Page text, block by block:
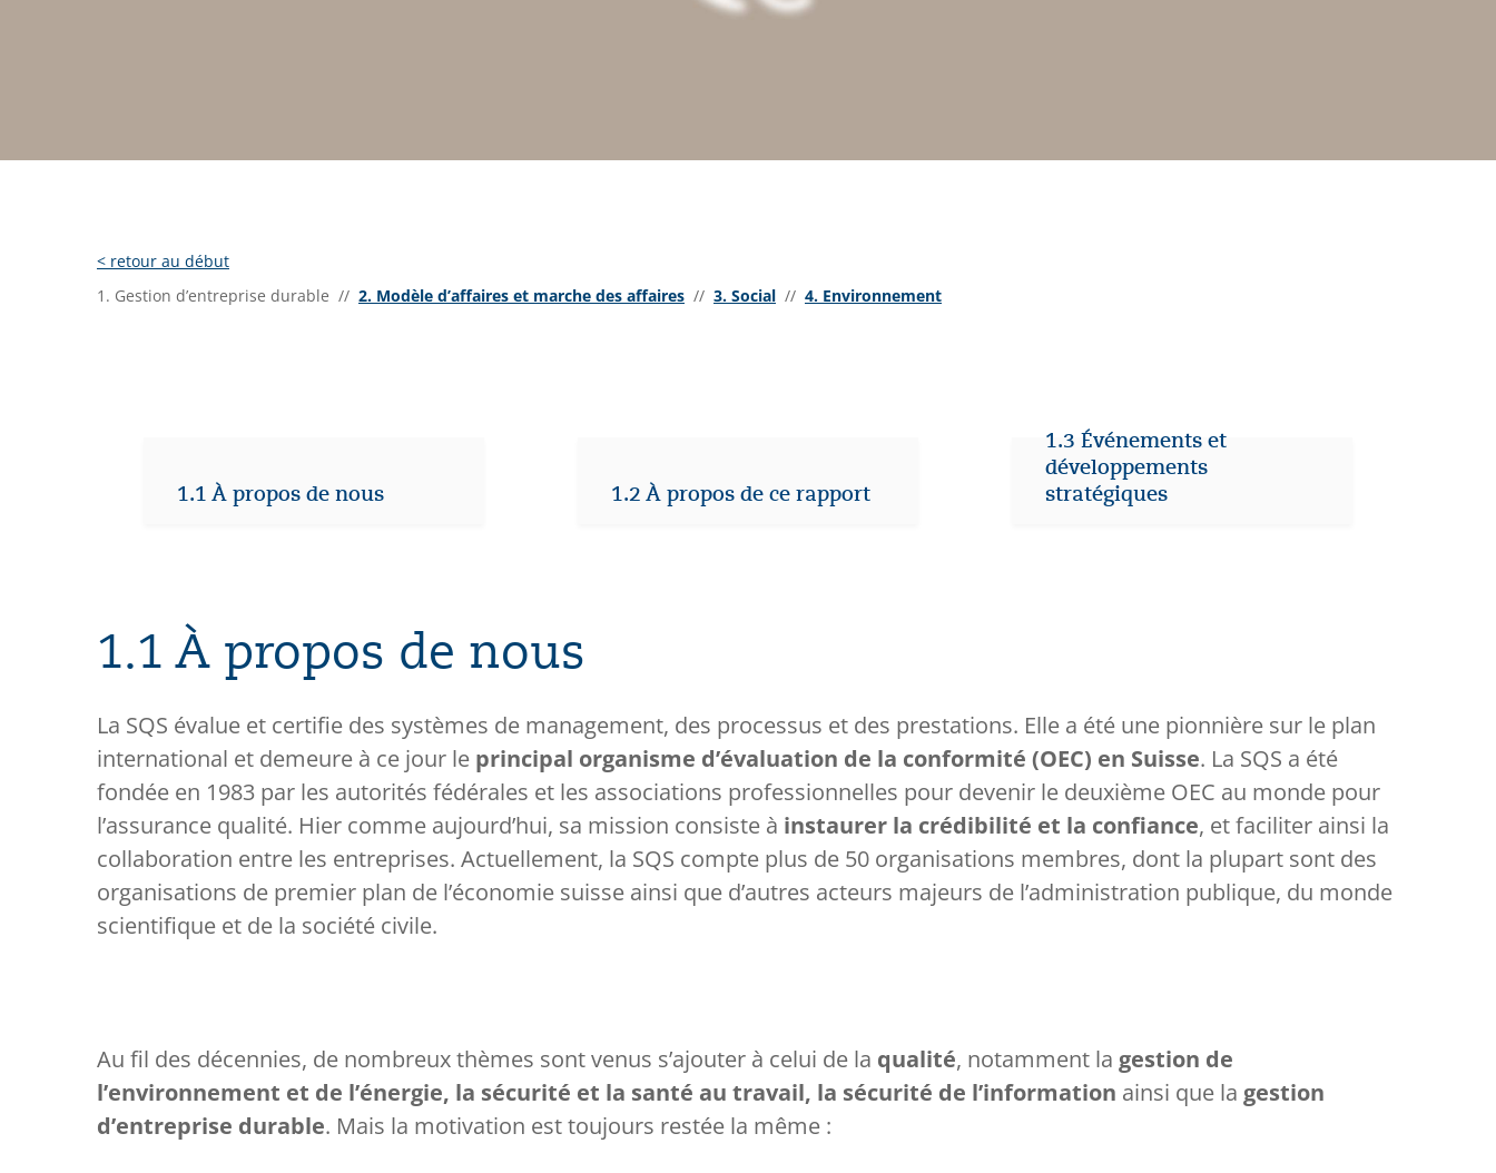
< retour au début
1. Gestion d’entreprise durable // 2. Modèle d’affaires et marche des affaires // 3. Social // 4. Environnement
1.1 À propos de nous 1.2 À propos de ce rapport
1.3 Événements et
développements
stratégiques
1.1 À propos de nous
La SQS évalue et certifie des systèmes de management, des processus et des prestations. Elle a été une pionnière sur le plan
international et demeure à ce jour le principal organisme d’évaluation de la conformité (OEC) en Suisse. La SQS a été
fondée en 1983 par les autorités fédérales et les associations professionnelles pour devenir le deuxième OEC au monde pour
l’assurance qualité. Hier comme aujourd’hui, sa mission consiste à instaurer la crédibilité et la confiance, et faciliter ainsi la
collaboration entre les entreprises. Actuellement, la SQS compte plus de 50 organisations membres, dont la plupart sont des
organisations de premier plan de l’économie suisse ainsi que d’autres acteurs majeurs de l’administration publique, du monde
scientifique et de la société civile.
Au fil des décennies, de nombreux thèmes sont venus s’ajouter à celui de la qualité, notamment la gestion de
l’environnement et de l’énergie, la sécurité et la santé au travail, la sécurité de l’information ainsi que la gestion
d’entreprise durable. Mais la motivation est toujours restée la même :